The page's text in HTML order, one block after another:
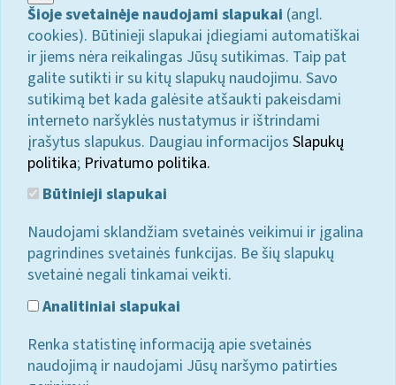
Šioje svetainėje naudojami slapukai (angl.
cookies). Būtinieji slapukai įdiegiami automatiškai
ir jiems nėra reikalingas Jūsų sutikimas. Taip pat
galite sutikti ir su kitų slapukų naudojimu. Savo
sutikimą bet kada galėsite atšaukti pakeisdami
interneto naršyklės nustatymus ir ištrindami
įrašytus slapukus. Daugiau informacijos Slapukų
politika; Privatumo politika.
Būtinieji slapukai
Naudojami sklandžiam svetainės veikimui ir įgalina
pagrindines svetainės funkcijas. Be šių slapukų
svetainė negali tinkamai veikti.
Analitiniai slapukai
Renka statistinę informaciją apie svetainės
naudojimą ir naudojami Jūsų naršymo patirties